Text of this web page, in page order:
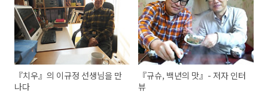
『치우』의 이규정 선생님을 만
나다
『규슈, 백년의 맛』- 저자 인터
뷰